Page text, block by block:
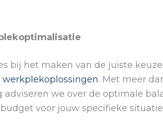
bij het maken van de juiste
. Met meer
we over de optimale
voor jouw specifieke